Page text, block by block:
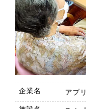
企業名 アプ